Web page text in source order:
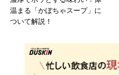
温まる「かぼちゃスープ」に
ついて解説！